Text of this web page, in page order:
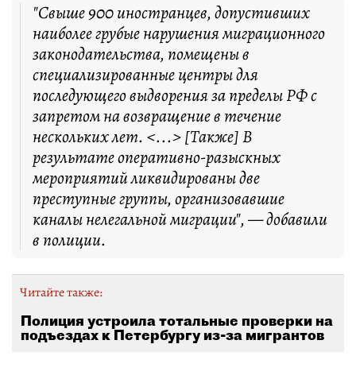
"Свыше 900 иностранцев, допустивших
наиболее грубые нарушения миграционного
законодательства, помещены в
специализированные центры для
последующего выдворения за пределы РФ с
запретом на возвращение в течение
нескольких лет. <...> [Также] В
результате оперативно-разыскных
мероприятий ликвидированы две
преступные группы, организовавшие
каналы нелегальной миграции", — добавили
в полиции.
Читайте также:
Полиция устроила тотальные проверки на
подъездах к Петербургу из-за мигрантов